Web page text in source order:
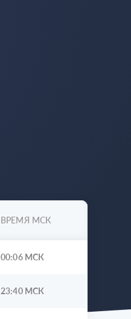
ВРЕМЯ МСК
00:06 МСК
23:40 МСК